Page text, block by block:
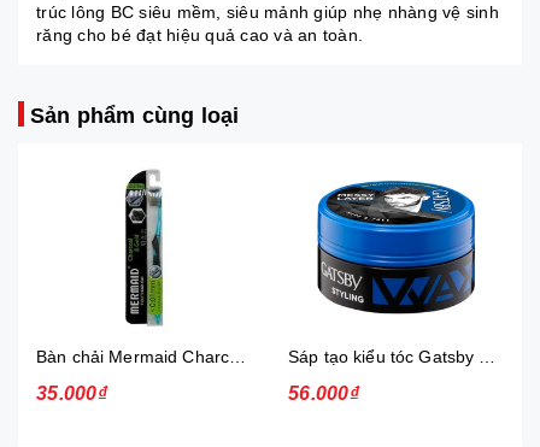
trúc lông BC siêu mềm, siêu mảnh giúp nhẹ nhàng vệ sinh
răng cho bé đạt hiệu quả cao và an toàn.
Sản phẩm cùng loại
35.000₫ 56.000₫